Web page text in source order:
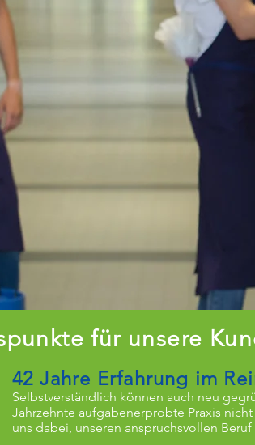
für unsere
42 Jahre Erfahrung im
Selbstverständlich können auch neu
Jahrzehnte aufgabenerprobte Praxis
uns dabei, unseren anspruchsvollen